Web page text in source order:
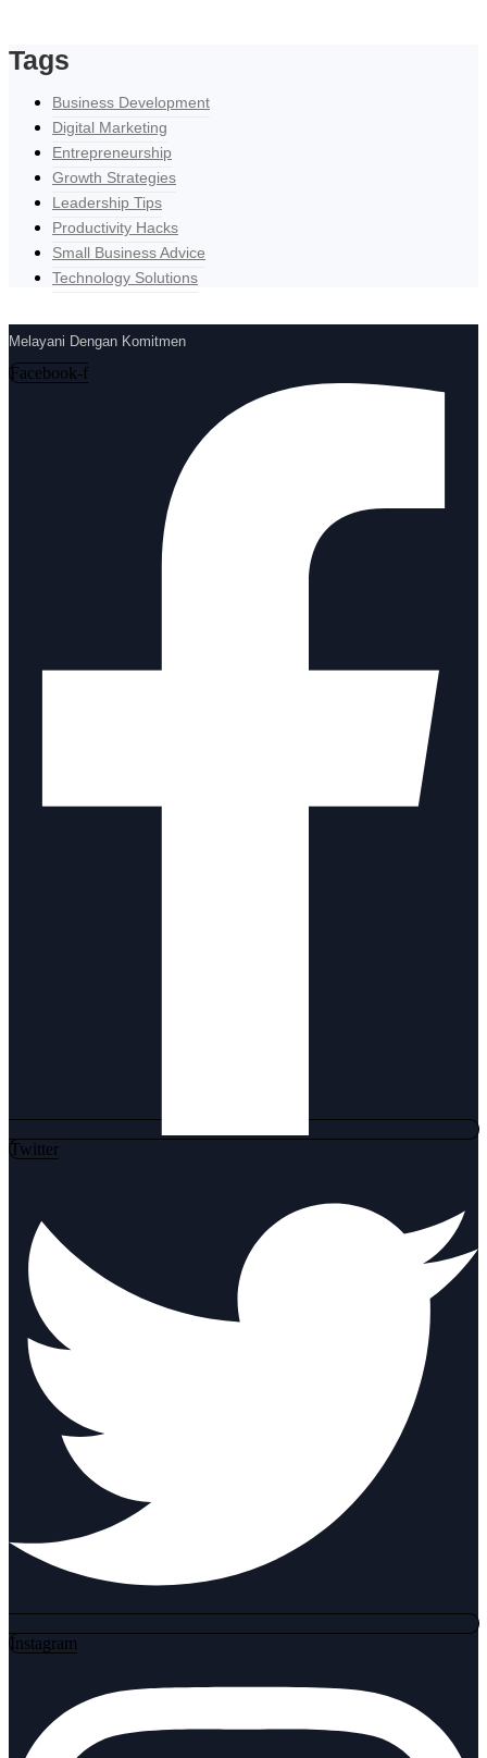
Tags
Business Development
Digital Marketing
Entrepreneurship
Growth Strategies
Leadership Tips
Productivity Hacks
Small Business Advice
Technology Solutions
Melayani Dengan Komitmen
Facebook-f
Twitter
Instagram